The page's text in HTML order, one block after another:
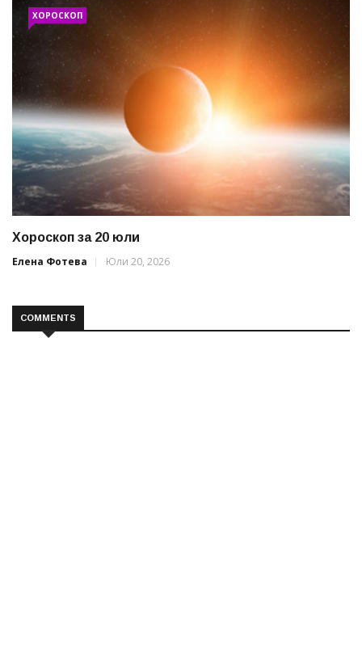
ХОРОСКОП
Хороскоп за 20 юли
Елена Фотева
Юли 20, 2026
COMMENTS